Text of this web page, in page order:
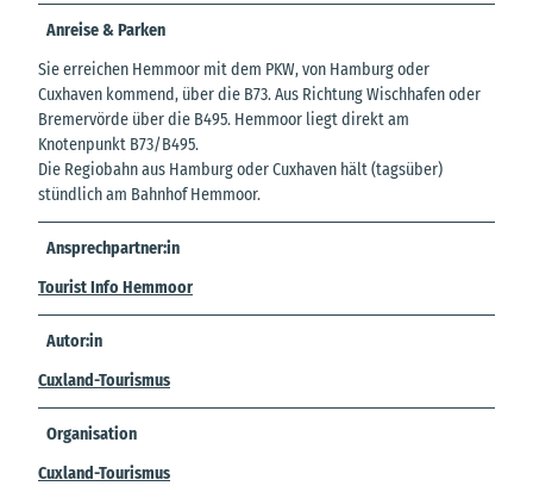
Anreise & Parken
Sie erreichen Hemmoor mit dem PKW, von Hamburg oder
Cuxhaven kommend, über die B73. Aus Richtung Wischhafen oder
Bremervörde über die B495. Hemmoor liegt direkt am
Knotenpunkt B73/B495.
Die Regiobahn aus Hamburg oder Cuxhaven hält (tagsüber)
stündlich am Bahnhof Hemmoor.
Ansprechpartner:in
Tourist Info Hemmoor
Autor:in
Cuxland-Tourismus
Organisation
Cuxland-Tourismus